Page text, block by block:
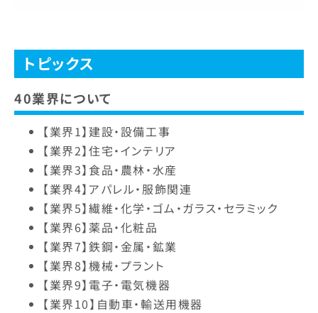
トピックス
40業界について
【業界1】建設・設備工事
【業界2】住宅・インテリア
【業界3】食品・農林・水産
【業界4】アパレル・服飾関連
【業界5】繊維・化学・ゴム・ガラス・セラミック
【業界6】薬品・化粧品
【業界7】鉄鋼・金属・鉱業
【業界8】機械・プラント
【業界9】電子・電気機器
【業界10】自動車・輸送用機器